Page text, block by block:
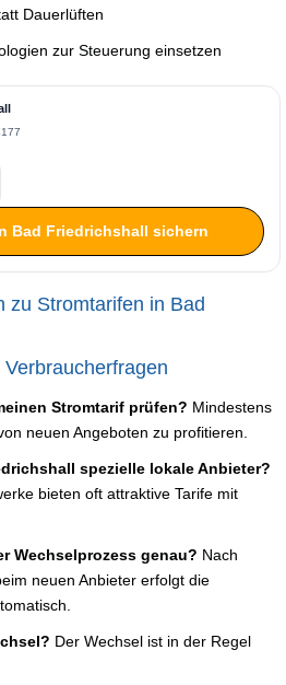
Dauerlüften
zur Steuerung einsetzen
Bad Friedrichshall sichern
zu Stromtarifen in Bad
Stromtarif prüfen? Mindestens
neuen Angeboten zu profitieren.
spezielle lokale Anbieter?
bieten oft attraktive Tarife mit
Wechselprozess genau? Nach
neuen Anbieter erfolgt die
Der Wechsel ist in der Regel